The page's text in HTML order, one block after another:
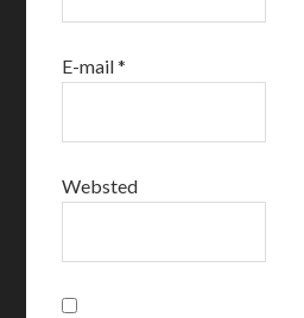
E-mail*
Websted